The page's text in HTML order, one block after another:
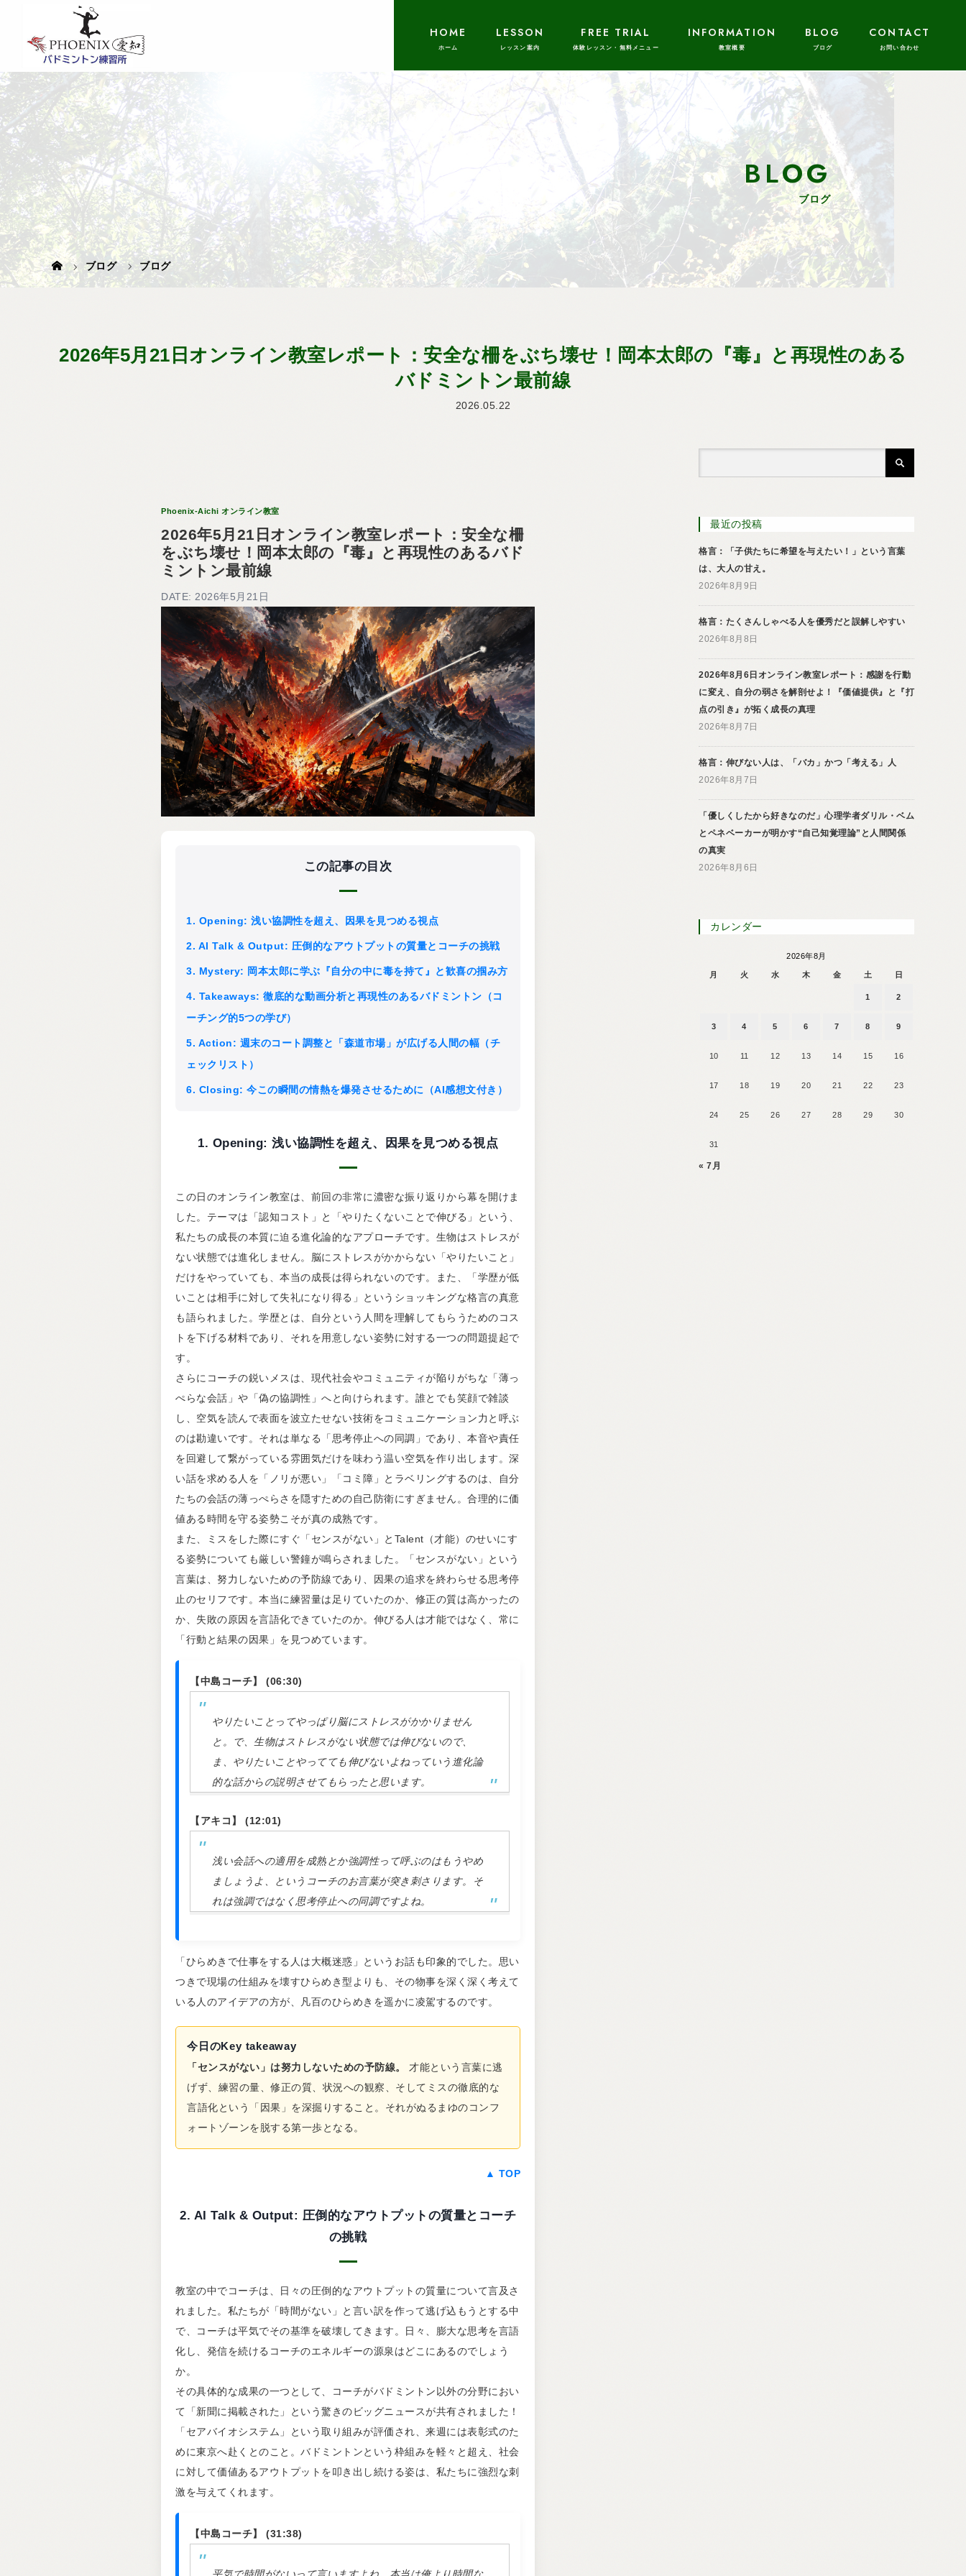
HOME LESSON FREE TRIAL INFORMATION BLOG CONTACT
BLOG
ブログ
ブログ ブログ
2026年5月21日オンライン教室レポート：安全な柵をぶち壊せ！岡本太郎の『毒』と再現性のある
バドミントン最前線
2026.05.22
Phoenix-Aichi オンライン教室
2026年5月21日オンライン教室レポート：安全な柵
をぶち壊せ！岡本太郎の『毒』と再現性のあるバド
ミントン最前線
DATE: 2026年5月21日
この記事の目次
1. Opening: 浅い協調性を超え、因果を見つめる視点
2. AI Talk & Output: 圧倒的なアウトプットの質量とコーチの挑戦
3. Mystery: 岡本太郎に学ぶ『自分の中に毒を持て』と歓喜の掴み方
4. Takeaways: 徹底的な動画分析と再現性のあるバドミントン（コ
ーチング的5つの学び）
5. Action: 週末のコート調整と「森道市場」が広げる人間の幅（チ
ェックリスト）
6. Closing: 今この瞬間の情熱を爆発させるために（AI感想文付き）
1. Opening: 浅い協調性を超え、因果を見つめる視点
この日のオンライン教室は、前回の非常に濃密な振り返りから幕を開けま
した。テーマは「認知コスト」と「やりたくないことで伸びる」という、
私たちの成長の本質に迫る進化論的なアプローチです。生物はストレスが
ない状態では進化しません。脳にストレスがかからない「やりたいこと」
だけをやっていても、本当の成長は得られないのです。また、「学歴が低
いことは相手に対して失礼になり得る」というショッキングな格言の真意
も語られました。学歴とは、自分という人間を理解してもらうためのコス
トを下げる材料であり、それを用意しない姿勢に対する一つの問題提起で
す。
さらにコーチの鋭いメスは、現代社会やコミュニティが陥りがちな「薄っ
ぺらな会話」や「偽の協調性」へと向けられます。誰とでも笑顔で雑談
し、空気を読んで表面を波立たせない技術をコミュニケーション力と呼ぶ
のは勘違いです。それは単なる「思考停止への同調」であり、本音や責任
を回避して繋がっている雰囲気だけを味わう温い空気を作り出します。深
い話を求める人を「ノリが悪い」「コミ障」とラベリングするのは、自分
たちの会話の薄っぺらさを隠すための自己防衛にすぎません。合理的に価
値ある時間を守る姿勢こそが真の成熟です。
また、ミスをした際にすぐ「センスがない」とTalent（才能）のせいにす
る姿勢についても厳しい警鐘が鳴らされました。「センスがない」という
言葉は、努力しないための予防線であり、因果の追求を終わらせる思考停
止のセリフです。本当に練習量は足りていたのか、修正の質は高かったの
か、失敗の原因を言語化できていたのか。伸びる人は才能ではなく、常に
「行動と結果の因果」を見つめています。
【中島コーチ】 (06:30)
やりたいことってやっぱり脳にストレスがかかりません
と。で、生物はストレスがない状態では伸びないので、
ま、やりたいことやってても伸びないよねっていう進化論
的な話からの説明させてもらったと思います。
【アキコ】 (12:01)
浅い会話への適用を成熟とか強調性って呼ぶのはもうやめ
ましょうよ、というコーチのお言葉が突き刺さります。そ
れは強調ではなく思考停止への同調ですよね。
「ひらめきで仕事をする人は大概迷惑」というお話も印象的でした。思い
つきで現場の仕組みを壊すひらめき型よりも、その物事を深く深く考えて
いる人のアイデアの方が、凡百のひらめきを遥かに凌駕するのです。
今日のKey takeaway
「センスがない」は努力しないための予防線。
才能という言葉に逃
げず、練習の量、修正の質、状況への観察、そしてミスの徹底的な
言語化という「因果」を深掘りすること。それがぬるまゆのコンフ
ォートゾーンを脱する第一歩となる。
▲ TOP
2. AI Talk & Output: 圧倒的なアウトプットの質量とコーチ
の挑戦
教室の中でコーチは、日々の圧倒的なアウトプットの質量について言及さ
れました。私たちが「時間がない」と言い訳を作って逃げ込もうとする中
で、コーチは平気でその基準を破壊してきます。日々、膨大な思考を言語
化し、発信を続けるコーチのエネルギーの源泉はどこにあるのでしょう
か。
その具体的な成果の一つとして、コーチがバドミントン以外の分野におい
て「新聞に掲載された」という驚きのビッグニュースが共有されました！
「セアバイオシステム」という取り組みが評価され、来週には表彰式のた
めに東京へ赴くとのこと。バドミントンという枠組みを軽々と超え、社会
に対して価値あるアウトプットを叩き出し続ける姿は、私たちに強烈な刺
激を与えてくれます。
【中島コーチ】 (31:38)
最近の投稿
格言：「子供たちに希望を与えたい！」という言葉
は、大人の甘え。
2026年8月9日
格言：たくさんしゃべる人を優秀だと誤解しやすい
2026年8月8日
2026年8月6日オンライン教室レポート：感謝を行動
に変え、自分の弱さを解剖せよ！『価値提供』と『打
点の引き』が拓く成長の真理
2026年8月7日
格言：伸びない人は、「バカ」かつ「考える」人
2026年8月7日
「優しくしたから好きなのだ」心理学者ダリル・ベム
とペネベーカーが明かす“自己知覚理論”と人間関係
の真実
2026年8月6日
カレンダー
2026年8月
月 火 水 木 金 土 日
1 2
3 4 5 6 7 8 9
10 11 12 13 14 15 16
17 18 19 20 21 22 23
24 25 26 27 28 29 30
31
« 7月